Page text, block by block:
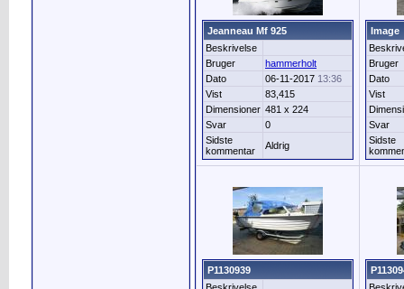
Jeanneau Mf 925
Beskrivelse
Bruger
hammerholt
Dato
06-11-2017 13:36
Vist
83,415
Dimensioner 481 x 224
Svar
0
Sidste
kommentar
Aldrig
Image
Bruger
Dato
Vist
Svar
Sidste
P1130939